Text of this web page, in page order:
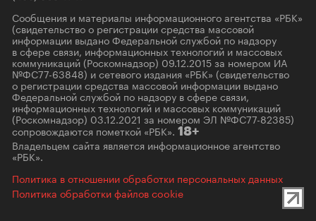
Сообщения и материалы информационного агентства «РБК»
(свидетельство о регистрации средства массовой
информации выдано Федеральной службой по надзору
в сфере связи, информационных технологий и массовых
коммуникаций (Роскомнадзор) 09.12.2015 за номером ИА
№ФС77-63848) и сетевого издания «РБК» (свидетельство
о регистрации средства массовой информации выдано
Федеральной службой по надзору в сфере связи,
информационных технологий и массовых коммуникаций
(Роскомнадзор) 03.12.2021 за номером ЭЛ №ФС77-82385)
сопровождаются пометкой «РБК». 18+
Владельцем сайта является информационное агентство
«РБК».
Политика в отношении обработки персональных данных
Политика обработки файлов cookie